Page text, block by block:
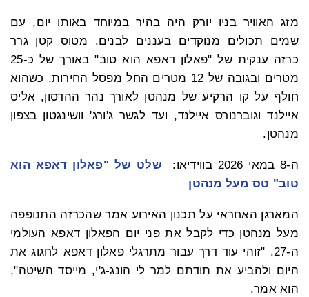
מזג האוויר בניו יורק היה בהיר במיוחד באותו יום, עם
שמים תכולים מנוקדים בעננים לבנים. מטוס קטן גרר
כרזה ענקית של "פאלון דאפא הוא טוב" באורך של כ-25
מטרים ובגובה של 12 מטרים החל מפסל החירות, כשהוא
חולף על קו הרקיע של מנהטן לאורך נהר ההדסון, אליס
איילנד וגוברנורס איילנד, ועד לגשר ג'ורג' וושינגטון בצפון
מנהטן.
ה-8 במאי 2026 בווידיאו:
שלט של "פאלון דאפא הוא
טוב" טס מעל מנהטן
המארגן האחראי על תכנון האירוע אמר שהכרזה התנופפה
מעל מנהטן כדי לקבל את פני יום הפאלון דאפא העולמי
ה-27. "זוהי עוד דרך עבור מתרגלי פאלון דאפא לחגוג את
היום ולהביע את תודתם למר לי הונג-ג'י, מייסד השיטה",
הוא אמר.